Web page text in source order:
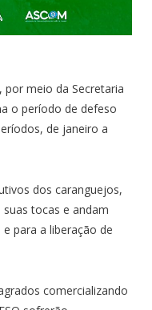
por meio da Secretaria
o período de defeso
de janeiro a
dos caranguejos,
tocas e andam
para a liberação de
comercializando